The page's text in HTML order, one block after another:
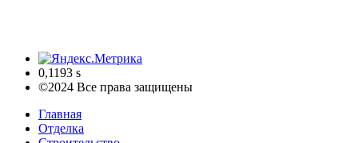
0,1193 s
©2024 Все права защищены
Главная
Отделка